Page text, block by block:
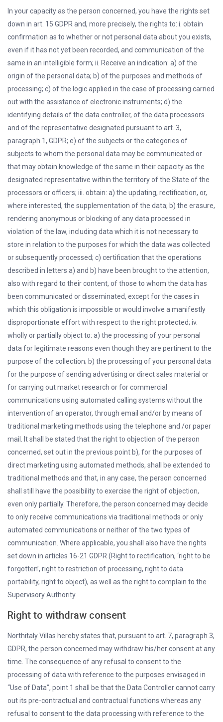
In your capacity as the person concerned, you have the rights set
down in art. 15 GDPR and, more precisely, the rights to: i. obtain
confirmation as to whether or not personal data about you exists,
even if it has not yet been recorded, and communication of the
same in an intelligible form; ii. Receive an indication: a) of the
origin of the personal data; b) of the purposes and methods of
processing; c) of the logic applied in the case of processing carried
out with the assistance of electronic instruments; d) the
identifying details of the data controller, of the data processors
and of the representative designated pursuant to art. 3,
paragraph 1, GDPR; e) of the subjects or the categories of
subjects to whom the personal data may be communicated or
that may obtain knowledge of the same in their capacity as the
designated representative within the territory of the State of the
processors or officers; iii. obtain: a) the updating, rectification, or,
where interested, the supplementation of the data; b) the erasure,
rendering anonymous or blocking of any data processed in
violation of the law, including data which it is not necessary to
store in relation to the purposes for which the data was collected
or subsequently processed; c) certification that the operations
described in letters a) and b) have been brought to the attention,
also with regard to their content, of those to whom the data has
been communicated or disseminated, except for the cases in
which this obligation is impossible or would involve a manifestly
disproportionate effort with respect to the right protected; iv.
wholly or partially object to: a) the processing of your personal
data for legitimate reasons even though they are pertinent to the
purpose of the collection; b) the processing of your personal data
for the purpose of sending advertising or direct sales material or
for carrying out market research or for commercial
communications using automated calling systems without the
intervention of an operator, through email and/or by means of
traditional marketing methods using the telephone and /or paper
mail. It shall be stated that the right to objection of the person
concerned, set out in the previous point b), for the purposes of
direct marketing using automated methods, shall be extended to
traditional methods and that, in any case, the person concerned
shall still have the possibility to exercise the right of objection,
even only partially. Therefore, the person concerned may decide
to only receive communications via traditional methods or only
automated communications or neither of the two types of
communication. Where applicable, you shall also have the rights
set down in articles 16-21 GDPR (Right to rectification, ‘right to be
forgotten’, right to restriction of processing, right to data
portability, right to object), as well as the right to complain to the
Supervisory Authority.
Right to withdraw consent
Northitaly Villas hereby states that, pursuant to art. 7, paragraph 3,
GDPR, the person concerned may withdraw his/her consent at any
time. The consequence of any refusal to consent to the
processing of data with reference to the purposes envisaged in
“Use of Data”, point 1 shall be that the Data Controller cannot carry
out its pre-contractual and contractual functions whereas any
refusal to consent to the data processing with reference to the